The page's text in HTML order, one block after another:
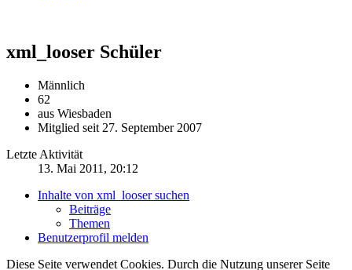
xml_looser Schüler
Männlich
62
aus Wiesbaden
Mitglied seit 27. September 2007
Letzte Aktivität
13. Mai 2011, 20:12
Inhalte von xml_looser suchen
Beiträge
Themen
Benutzerprofil melden
Diese Seite verwendet Cookies. Durch die Nutzung unserer Seite